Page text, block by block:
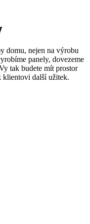
domu, nejen na výrobu
panely, dovezeme
tak budete mít prostor
klientovi další užitek.